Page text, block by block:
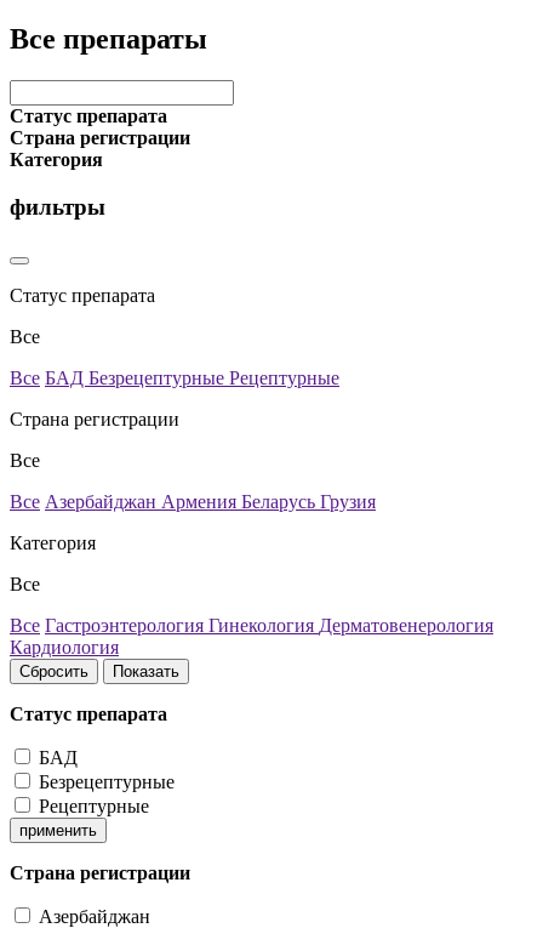
Все препараты
Статус препарата
Страна регистрации
Категория
фильтры
Статус препарата
Все
Все БАД Безрецептурные Рецептурные
Страна регистрации
Все
Все Азербайджан Армения Беларусь Грузия
Категория
Все
Все Гастроэнтерология Гинекология Дерматовенерология
Кардиология
Сбросить Показать
Статус препарата
БАД
Безрецептурные
Рецептурные
применить
Страна регистрации
Азербайджан